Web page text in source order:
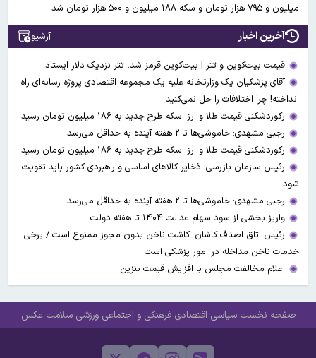
میلیون و ۷۹۵ هزار تومان و سکه ۱۸۸ میلیون و ۵۰۰ هزار تومان شد
آخرین اخبار آرشیو
قیمت بیت‌کوین و تتر | بیت‌کوین قرمز شد، تتر نزدیک دلار ایستاد
آقای پزشکیان یک وزارتخانه علیه یک مجموعه اقتصادی پروژه رسانه‌ای راه
انداخته! چرا اختلافات را حل نمی‌کنید
رکوردشکنی قیمت طلا و ارز؛ سکه طرح جدید به ۱۸۶ میلیون تومان رسید
رجبی مشهدی: خاموشی‌ها تا ۲ هفته آینده به حداقل می‌رسد
رکوردشکنی قیمت طلا و ارز؛ سکه طرح جدید به ۱۸۶ میلیون تومان رسید
رئیس سازمان بازرسی: ذخایر کالاهای اساسی و راهبردی کشور باید تقویت
شود
رجبی مشهدی: خاموشی‌ها تا ۲ هفته آینده به حداقل می‌رسد
واریز بخشی از سود سهام عدالت ۱۴۰۴ تا هفته دولت
رئیس اتاق اصناف کاشان: کاشت ناخن بدون مجوز ممنوع است / برخی
خدمات ناخن مداخله در امور پزشکی است
اعلام مخالفت مجلس با افزایش قیمت بنزین
صفحه نخست سیاسی اقتصادی فرهنگی و اجتماعی ورزشی سلامت عکس